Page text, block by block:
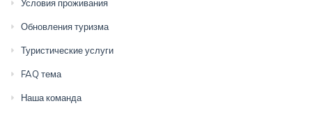
Условия проживания
Обновления туризма
Туристические услуги
FAQ тема
Наша команда